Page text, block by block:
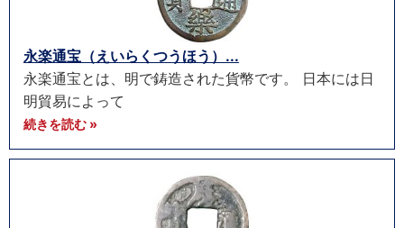
永楽通宝（えいらくつうほう）...
永楽通宝とは、明で鋳造された貨幣です。 日本には日
明貿易によって
続きを読む »